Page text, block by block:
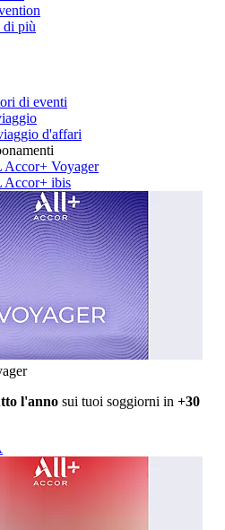
di più
di eventi
d'affari
Voyager
Accor+ ibis
l'anno sui tuoi soggiorni in +30